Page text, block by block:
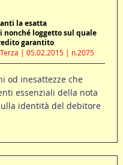
la esatta
loggetto sul quale
garantito
| 05.02.2015 | n.2075
od inesattezze che
essenziali della nota
identità del debitore